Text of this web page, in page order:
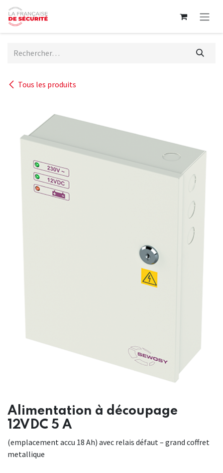
Se rendre au contenu
Tous les produits
Alimentation à découpage
12VDC 5 A
(emplacement accu 18 Ah) avec relais défaut – grand coffret
metallique